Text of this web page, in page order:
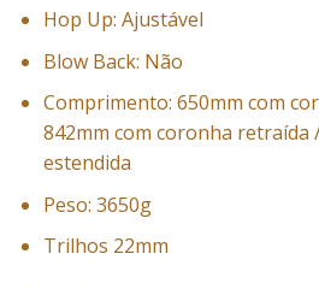
Hop Up: Ajustável
Blow Back: Não
Comprimento: 650mm com
842mm com coronha retraída
estendida
Peso: 3650g
Trilhos 22mm